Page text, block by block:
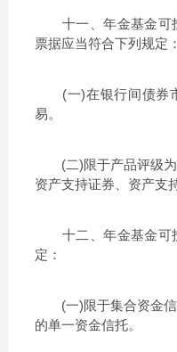
十一、年金基金可
票据应当符合下列规定：
(一)在银行间债券市
易。
(二)限于产品评级为
资产支持证券、资产支
十二、年金基金可
定：
(一)限于集合资金信
的单一资金信托。